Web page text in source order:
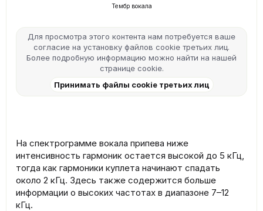
Тембр вокала
Для просмотра этого контента нам потребуется ваше
согласие на установку файлов cookie третьих лиц.
Более подробную информацию можно найти на нашей
странице cookie.
Принимать файлы cookie третьих лиц
На спектрограмме вокала припева ниже
интенсивность гармоник остается высокой до 5 кГц,
тогда как гармоники куплета начинают спадать
около 2 кГц. Здесь также содержится больше
информации о высоких частотах в диапазоне 7–12
кГц.